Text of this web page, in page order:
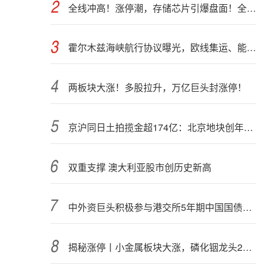
全线冲高！涨停潮，存储芯片引爆盘面！全球AI算力部署提速
霍尔木兹海峡航行协议曝光，欧线集运、能化品种期货大跌
两板块大涨！多股拉升，万亿巨头封涨停！
京沪同日土拍揽金超174亿：北京地块创年内纪录，上海最高溢价28.45%
双重支撑 澳大利亚股市创历史新高
中外资巨头积极参与港交所5年期中国国债期货交易
揭秘涨停丨小金属板块大涨，磷化铟龙头2连板